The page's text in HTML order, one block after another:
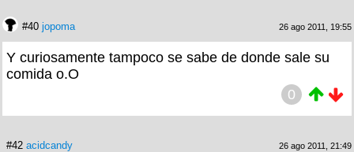
#40 jopoma 26 ago 2011, 19:55
Y curiosamente tampoco se sabe de donde sale su
comida o.O
0
#42 acidcandy 26 ago 2011, 21:49